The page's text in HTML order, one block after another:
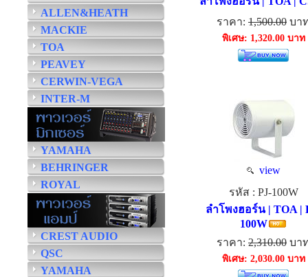
ALLEN&HEATH
MACKIE
TOA
PEAVEY
CERWIN-VEGA
INTER-M
YAMAHA
BEHRINGER
ROYAL
CREST AUDIO
QSC
YAMAHA
ราคา: 1,500.00 บา
พิเศษ: 1,320.00 บาท
view
รหัส : PJ-100W
ลำโพงฮอร์น | TOA |
100W
ราคา: 2,310.00 บา
พิเศษ: 2,030.00 บาท